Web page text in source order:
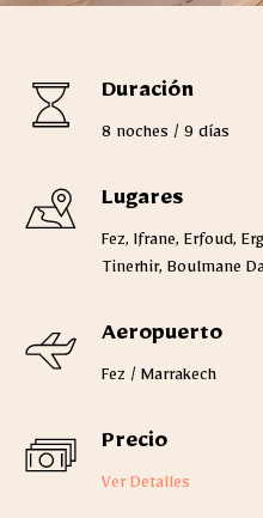
Duración
8 noches / 9 días
Lugares
Fez, Ifrane, Erfoud,
Tinerhir, Boulmane
Aeropuerto
Fez / Marrakech
Precio
Ver Detalles